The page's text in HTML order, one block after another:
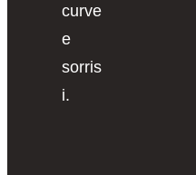
curve
e
sorris
i.